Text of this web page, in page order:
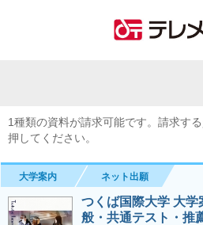
1種類の資料が請求可能です。請求す
押してください。
大学案内 ネット出願
つくば国際大学 大
般・共通テスト・推